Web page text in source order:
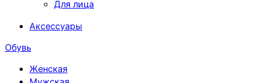
Для лица
Аксессуары
Обувь
Женская